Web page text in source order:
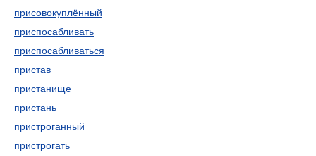
присовокуплённый
приспосабливать
приспосабливаться
пристав
пристанище
пристань
пристроганный
пристрогать